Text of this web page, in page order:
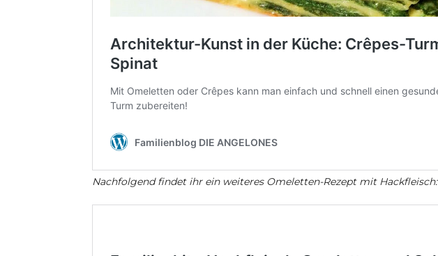
Nachfolgend findet ihr ein weiteres Omeletten-Rezept mit Hackfleisch: